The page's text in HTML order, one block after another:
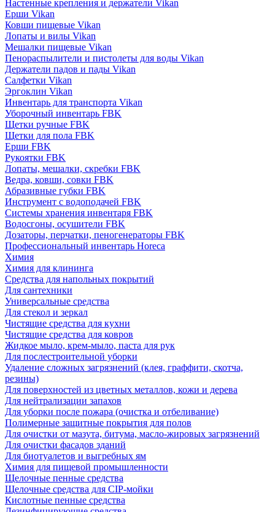
Настенные крепления и держатели Vikan
Ерши Vikan
Ковши пищевые Vikan
Лопаты и вилы Vikan
Мешалки пищевые Vikan
Пенораспылители и пистолеты для воды Vikan
Держатели падов и пады Vikan
Салфетки Vikan
Эргоклин Vikan
Инвентарь для транспорта Vikan
Уборочный инвентарь FBK
Щетки ручные FBK
Щетки для пола FBK
Ерши FBK
Рукоятки FBK
Лопаты, мешалки, скребки FBK
Ведра, ковши, совки FBK
Абразивные губки FBK
Инструмент с водоподачей FBK
Системы хранения инвентаря FBK
Водосгоны, осушители FBK
Дозаторы, перчатки, пеногенераторы FBK
Профессиональный инвентарь Horeca
Химия
Химия для клининга
Средства для напольных покрытий
Для сантехники
Универсальные средства
Для стекол и зеркал
Чистящие средства для кухни
Чистящие средства для ковров
Жидкое мыло, крем-мыло, паста для рук
Для послестроительной уборки
Удаление сложных загрязнений (клея, граффити, скотча,
резины)
Для поверхностей из цветных металлов, кожи и дерева
Для нейтрализации запахов
Для уборки после пожара (очистка и отбеливание)
Полимерные защитные покрытия для полов
Для очистки от мазута, битума, масло-жировых загрязнений
Для очистки фасадов зданий
Для биотуалетов и выгребных ям
Химия для пищевой промышленности
Щелочные пенные средства
Щелочные средства для CIP-мойки
Кислотные пенные средства